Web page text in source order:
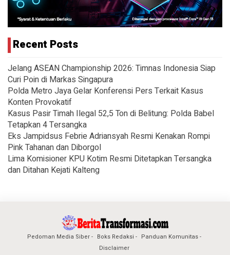
Recent Posts
Jelang ASEAN Championship 2026: Timnas Indonesia Siap
Curi Poin di Markas Singapura
Polda Metro Jaya Gelar Konferensi Pers Terkait Kasus
Konten Provokatif
Kasus Pasir Timah Ilegal 52,5 Ton di Belitung: Polda Babel
Tetapkan 4 Tersangka
Eks Jampidsus Febrie Adriansyah Resmi Kenakan Rompi
Pink Tahanan dan Diborgol
Lima Komisioner KPU Kotim Resmi Ditetapkan Tersangka
dan Ditahan Kejati Kalteng
Pedoman Media Siber Boks Redaksi
Panduan Komunitas
Disclaimer